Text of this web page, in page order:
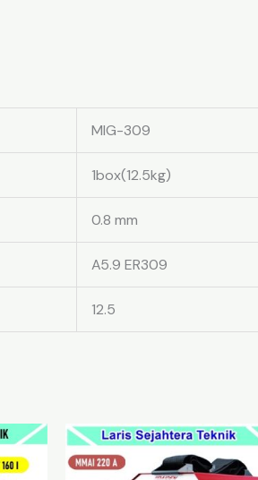
MIG-309
1box(12.5kg)
0.8 mm
A5.9 ER309
12.5